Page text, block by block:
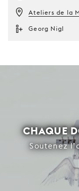
Ateliers de la
Georg Nigl
CHAQUE
Soutenez